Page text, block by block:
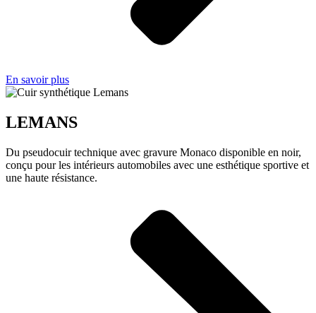
En savoir plus
LEMANS
Du pseudocuir technique avec gravure Monaco disponible en noir,
conçu pour les intérieurs automobiles avec une esthétique sportive et
une haute résistance.